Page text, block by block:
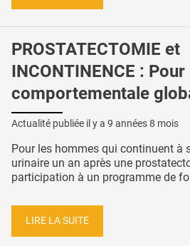
PROSTATECTOMIE et
INCONTINENCE :
comportementale
Actualité publiée il y a 9 années 8 mois
Pour les hommes qui continuent à
urinaire un an après une
participation à un programme de
LIRE LA SUITE